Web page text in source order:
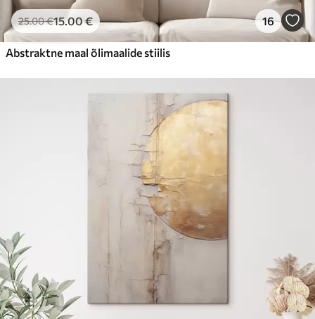
25.00€15.00€ 16
Abstraktne maal õlimaalide stiilis